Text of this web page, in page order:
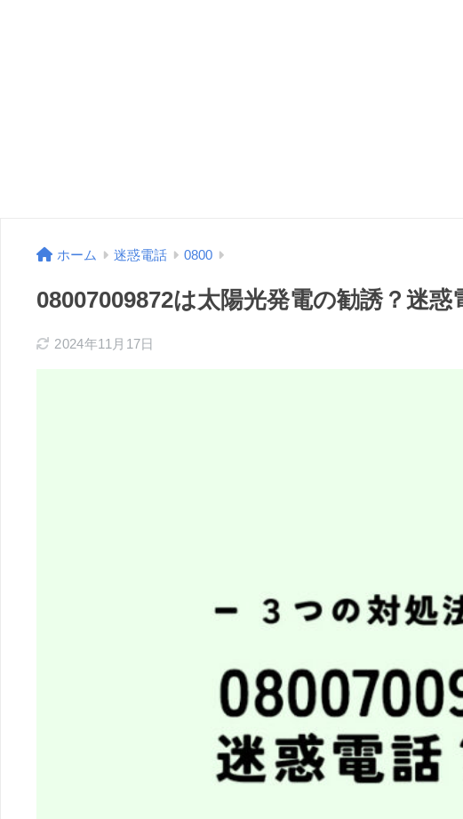
ホーム 迷惑電話 0800
08007009872は太陽光発電の勧誘？迷
2024年11月17日